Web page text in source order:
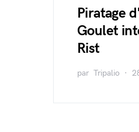
Piratage
Goulet
Rist
par Tripalio